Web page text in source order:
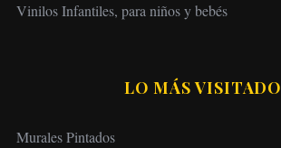
Vinilos Infantiles, para niños y bebés
LO MÁS VISITADO
Murales Pintados